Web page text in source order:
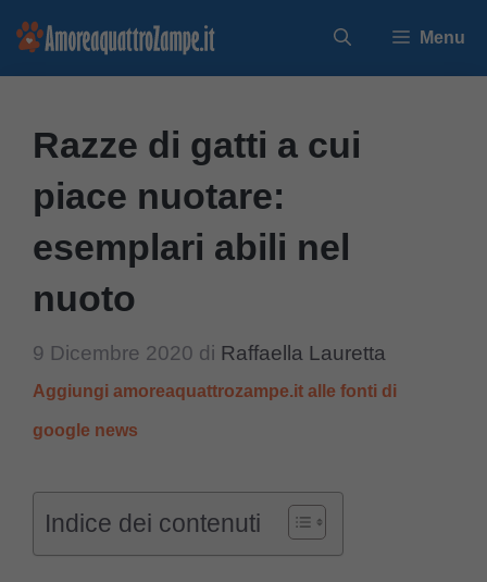
Vai
Menu
Razze di gatti a cui
piace nuotare:
esemplari abili nel
nuoto
9 Dicembre 2020 di Raffaella Lauretta
Aggiungi amoreaquattrozampe.it alle fonti di
google news
Indice dei contenuti